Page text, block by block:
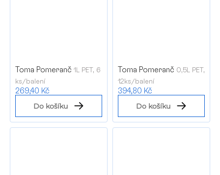
Toma Pomeranč 1L PET, 6
ks/balení
269,40 Kč
Do košíku
Toma Pomeranč 0,5L PET,
12ks/balení
394,80 Kč
Do košíku